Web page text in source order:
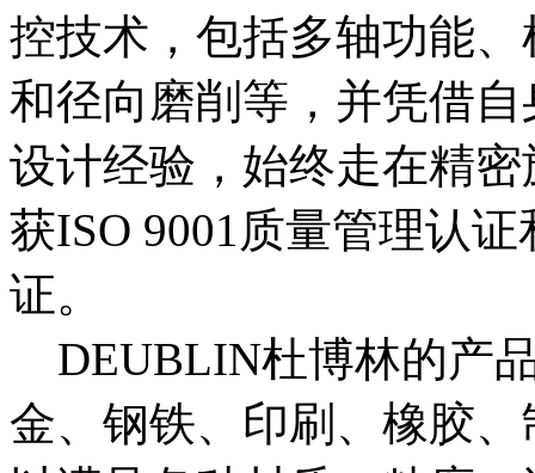
控技术，包括多轴功能
和径向磨削等，并凭借
设计经验，始终走在精
获ISO 9001质量管理认
证。
DEUBLIN杜博林的产
金、钢铁、印刷、橡胶